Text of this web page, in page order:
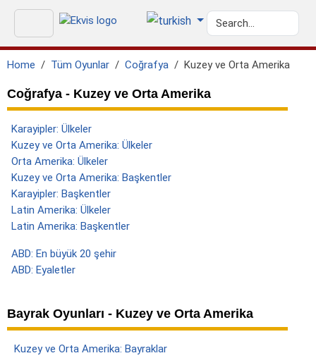
Home Tüm Oyunlar Coğrafya Kuzey ve Orta Amerika
Coğrafya - Kuzey ve Orta Amerika
Karayipler: Ülkeler
Kuzey ve Orta Amerika: Ülkeler
Orta Amerika: Ülkeler
Kuzey ve Orta Amerika: Başkentler
Karayipler: Başkentler
Latin Amerika: Ülkeler
Latin Amerika: Başkentler
ABD: En büyük 20 şehir
ABD: Eyaletler
Bayrak Oyunları - Kuzey ve Orta Amerika
Kuzey ve Orta Amerika: Bayraklar